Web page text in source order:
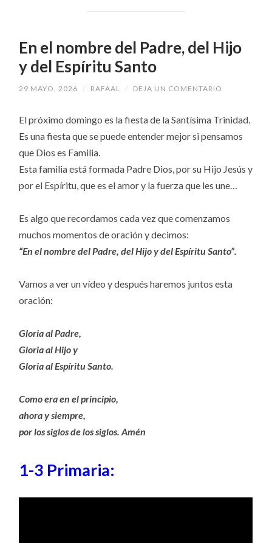
En el nombre del Padre, del Hijo
y del Espíritu Santo
29 MAYO, 2026 / RAFAAL / DEJA UN COMENTARIO
El próximo domingo es la fiesta de la Santísima Trinidad.
Es una fiesta que se puede entender mejor si pensamos
que Dios es Familia.
Esta familia está formada Padre Dios, por su Hijo Jesús y
por el Espíritu, que es el amor y la fuerza que les une…
Es algo que recordamos cada vez que comenzamos
muchos momentos de oración y decimos:
“En el nombre del Padre, del Hijo y del Espíritu Santo”.
Vamos a ver un vídeo y después haremos juntos esta
oración:
Gloria al Padre,
Gloria al Hijo y
Gloria al Espíritu Santo.
Como era en el principio,
ahora y siempre,
por los siglos de los siglos. Amén
1-3 Primaria: